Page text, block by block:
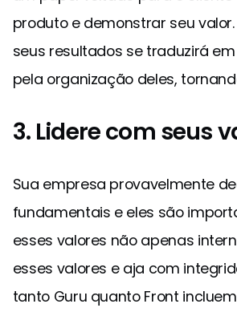
produto e demonstrar seu
seus resultados se traduzirá
pela organização deles,
3. Lidere com seus
Sua empresa provavelmente
fundamentais e eles são
esses valores não apenas
esses valores e aja com
tanto Guru quanto Front incluem